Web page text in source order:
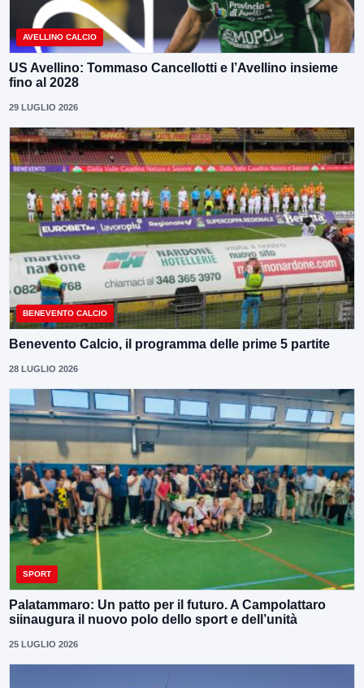
AVELLINO CALCIO
US Avellino: Tommaso Cancellotti e l’Avellino insieme
fino al 2028
29 LUGLIO 2026
BENEVENTO CALCIO
Benevento Calcio, il programma delle prime 5 partite
28 LUGLIO 2026
SPORT
Palatammaro: Un patto per il futuro. A Campolattaro
siinaugura il nuovo polo dello sport e dell’unità
25 LUGLIO 2026